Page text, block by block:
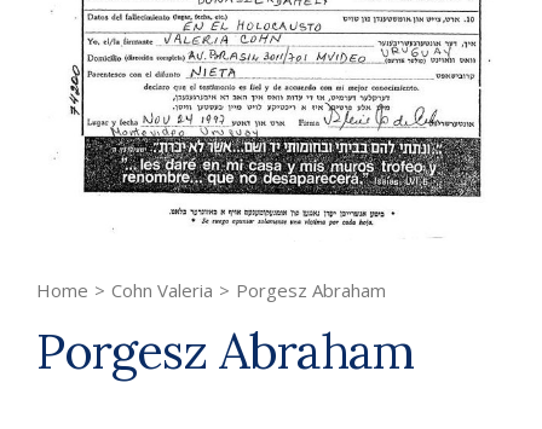
Home > Cohn Valeria > Porgesz Abraham
Porgesz Abraham